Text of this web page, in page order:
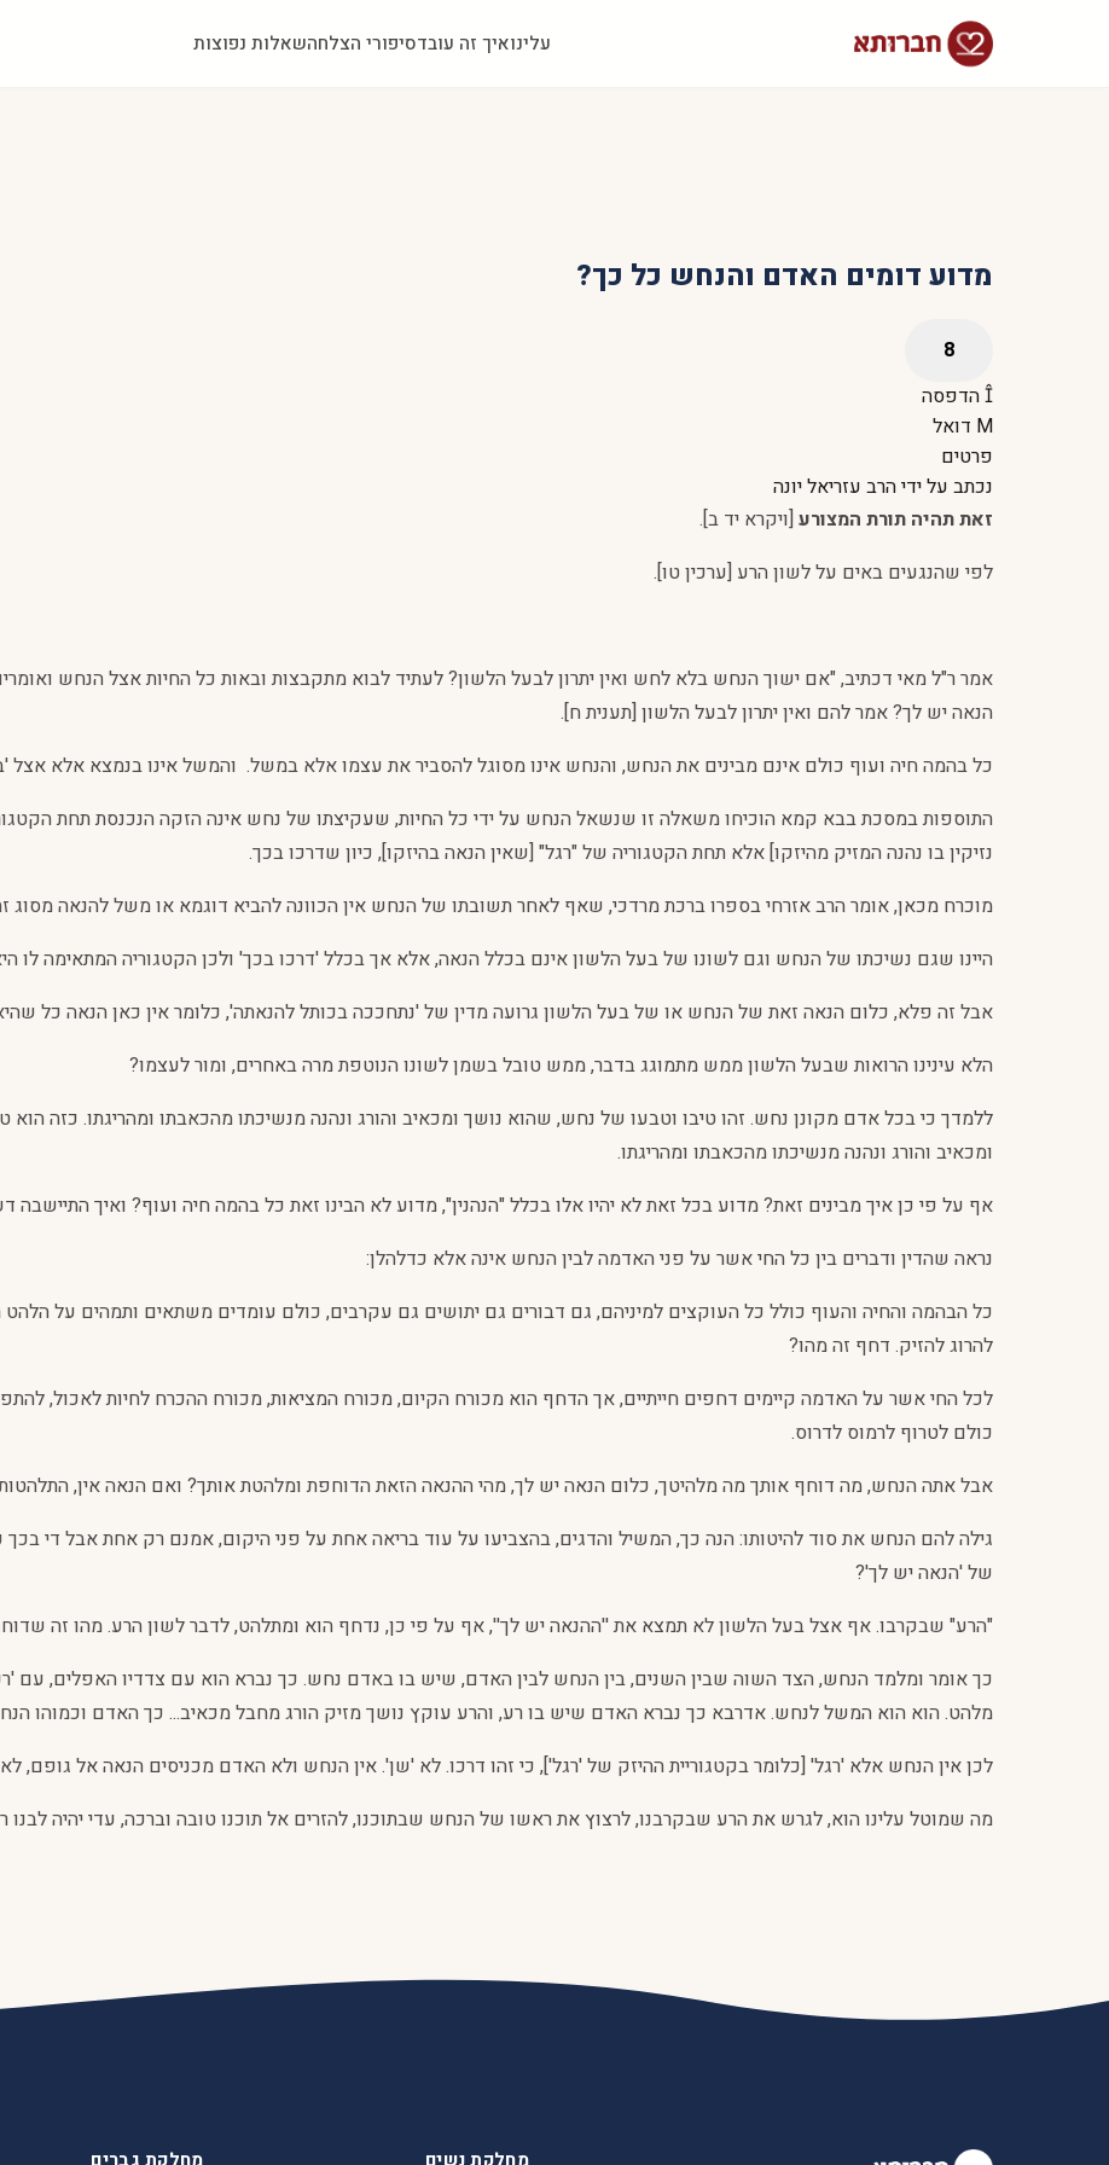
עלינואיך זה עובדסיפורי הצלחהשאלות נפוצות
מדוע דומים האדם והנחש כל כך?
הדפסה
דואל
פרטים
נכתב על ידיהרב עזריאל יונה
זאת תהיה תורת המצורע [ויקרא יד ב].
לפי שהנגעים באים על לשון הרע [ערכין טו].
אמר ר"ל מאי דכתיב, "אם ישוך הנחש בלא לחש ואין יתרון לבעל הלשון? לעתיד לבוא מתקבצות ובאות כל החיות אצל הנחש
הנאה יש לך? אמר להם ואין יתרון לבעל הלשון [תענית ח].
כל בהמה חיה ועוף כולם אינם מבינים את הנחש, והנחש אינו מסוגל להסביר את עצמו אלא במשל. והמשל אינו בנמצא אלא אצל
נזיקין בו נהנה המזיק מהיזקו] אלא תחת הקטגוריה של "רגל" [שאין הנאה בהיזקו], כיון שדרכו בכך.
מוכרח מכאן, אומר הרב אזרחי בספרו ברכת מרדכי, שאף לאחר תשובתו של הנחש אין הכוונה להביא דוגמא או משל להנאה מסוג
היינו שגם נשיכתו של הנחש וגם לשונו של בעל הלשון אינם בכלל הנאה, אלא אך בכלל 'דרכו בכך' ולכן הקטגוריה המתאימה לו
אבל זה פלא, כלום הנאה זאת של הנחש או של בעל הלשון גרועה מדין של 'נתחככה בכותל להנאתה', כלומר אין כאן הנאה כל
הלא עינינו הרואות שבעל הלשון ממש מתמוגג בדבר, ממש טובל בשמן לשונו הנוטפת מרה באחרים, ומור לעצמו?
ללמדך כי בכל אדם מקונן נחש. זהו טיבו וטבעו של נחש, שהוא נושך ומכאיב והורג ונהנה מנשיכתו מהכאבתו ומהריגתו. כזה
ומכאיב והורג ונהנה מנשיכתו מהכאבתו ומהריגתו.
אף על פי כן איך מבינים זאת? מדוע בכל זאת לא יהיו אלו בכלל "הנהנין", מדוע לא הבינו זאת כל בהמה חיה ועוף? ואיך
נראה שהדין ודברים בין כל החי אשר על פני האדמה לבין הנחש אינה אלא כדלהלן:
כל הבהמה והחיה והעוף כולל כל העוקצים למיניהם, גם דבורים גם יתושים גם עקרבים, כולם עומדים משתאים ותמהים על
להרוג להזיק. דחף זה מהו?
לכל החי אשר על האדמה קיימים דחפים חייתיים, אך הדחף הוא מכורח הקיום, מכורח המציאות, מכורח ההכרח לחיות לאכול,
כולם לטרוף לרמוס לדרוס.
אבל אתה הנחש, מה דוחף אותך מה מלהיטך, כלום הנאה יש לך, מהי ההנאה הזאת הדוחפת ומלהטת אותך? ואם הנאה אין, התלהטות
גילה להם הנחש את סוד להיטותו: הנה כך, המשיל והדגים, בהצביעו על עוד בריאה אחת על פני היקום, אמנם רק אחת אבל די בכך
של 'הנאה יש לך'?
"הרע" שבקרבו. אף אצל בעל הלשון לא תמצא את ''ההנאה יש לך'', אף על פי כן, נדחף הוא ומתלהט, לדבר לשון הרע. מהו זה
כך אומר ומלמד הנחש, הצד השוה שבין השנים, בין הנחש לבין האדם, שיש בו באדם נחש. כך נברא הוא עם צדדיו האפלים, עם
מלהט. הוא הוא המשל לנחש. אדרבא כך נברא האדם שיש בו רע, והרע עוקץ נושך מזיק הורג מחבל מכאיב... כך האדם וכמוהו
לכן אין הנחש אלא 'רגל' [כלומר בקטגוריית ההיזק של 'רגל'], כי זהו דרכו. לא 'שן'. אין הנחש ולא האדם מכניסים הנאה אל
מה שמוטל עלינו הוא, לגרש את הרע שבקרבנו, לרצוץ את ראשו של הנחש שבתוכנו, להזרים אל תוכנו טובה וברכה, עדי יהיה לבנו